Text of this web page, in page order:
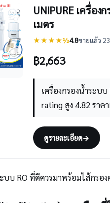
UNIPURE เครื่อ
เมตร
★★★★½4.8ขายแล้ว
฿2,663
เครื่องกรองน้ำระ
rating สูง 4.82 ราค
ดูรายละเอียด→
ะบบ RO ที่ดีควรมาพร้อมไส้กร